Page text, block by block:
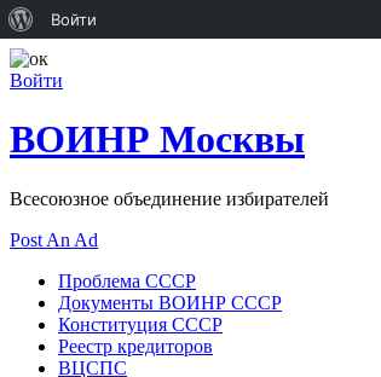
Войти
ВОИНР Москвы
Всесоюзное объединение избирателей
Post An Ad
Проблема СССР
Документы ВОИНР СССР
Конституция СССР
Реестр кредиторов
ВЦСПС
WordPress
Войти